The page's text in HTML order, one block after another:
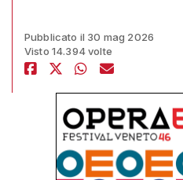
Pubblicato il 30 mag 2026
Visto 14.394 volte